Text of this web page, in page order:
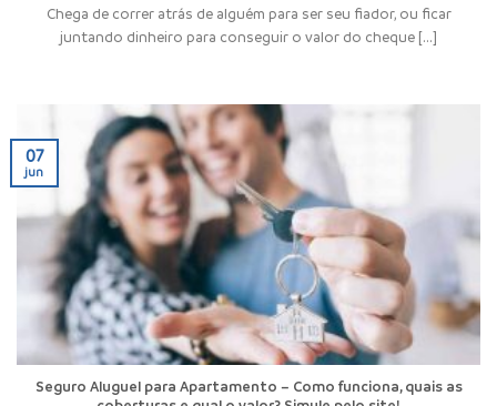
Chega de correr atrás de alguém para ser seu fiador, ou ficar
juntando dinheiro para conseguir o valor do cheque [...]
Seguro Aluguel para Apartamento – Como funciona, quais as
07
jun